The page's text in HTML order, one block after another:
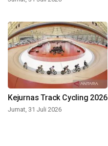
Kejurnas Track Cycling 2026
Jumat, 31 Juli 2026